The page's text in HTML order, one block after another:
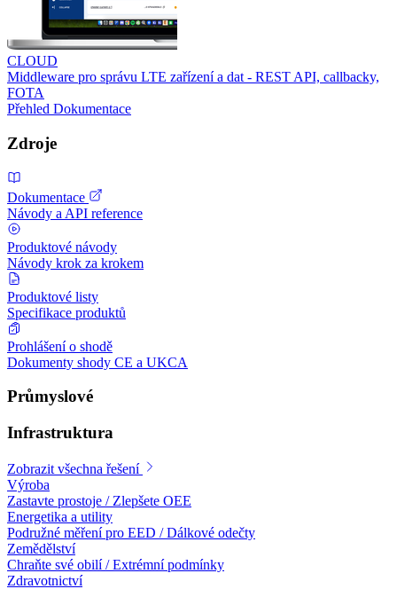
CLOUD
Middleware pro správu LTE zařízení a dat - REST API, callbacky,
FOTA
Přehled Dokumentace
Zdroje
Dokumentace
Návody a API reference
Produktové návody
Návody krok za krokem
Produktové listy
Specifikace produktů
Prohlášení o shodě
Dokumenty shody CE a UKCA
Průmyslové
Infrastruktura
Zobrazit všechna řešení
Výroba
Zastavte prostoje / Zlepšete OEE
Energetika a utility
Podružné měření pro EED / Dálkové odečty
Zemědělství
Chraňte své obilí / Extrémní podmínky
Zdravotnictví